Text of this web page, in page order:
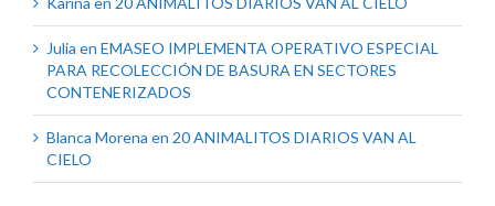
Julia en EMASEO IMPLEMENTA OPERATIVO ESPECIAL
PARA RECOLECCIÓN DE BASURA EN SECTORES
CONTENERIZADOS
Blanca Morena en 20 ANIMALITOS DIARIOS VAN AL
CIELO